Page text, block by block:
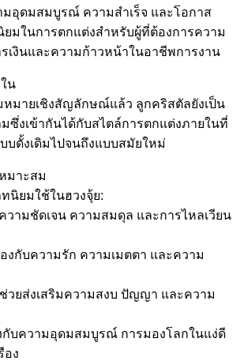
มอุดมสมบูรณ์ ความสำเร็จ และโอกาส
มในการตกแต่งสำหรับผู้ที่ต้องการความ
รเงินและความก้าวหน้าในอาชีพการงาน
น
หมายเชิงสัญลักษณ์แล้ว ลูกคริสตัลยังเป็น
ซึ่งเข้ากันได้กับสไตล์การตกแต่งภายในที่
บดั้งเดิมไปจนถึงแบบสมัยใหม่
มาะสม
นิยมใช้ในฮวงจุ้ย:
วามชัดเจน ความสมดุล และการไหลเวียน
งกับความรัก ความเมตตา และความ
วยส่งเสริมความสงบ ปัญญา และความ
กับความอุดมสมบูรณ์ การมองโลกในแง่ดี
อง